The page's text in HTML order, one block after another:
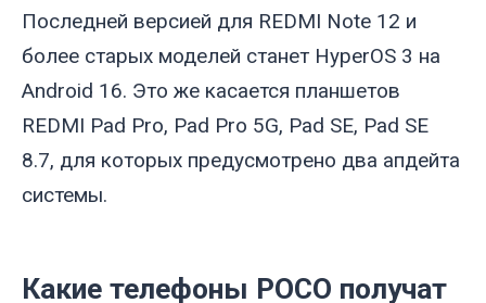
Последней версией для REDMI Note 12 и
более старых моделей станет HyperOS 3 на
Android 16. Это же касается планшетов
REDMI Pad Pro, Pad Pro 5G, Pad SE, Pad SE
8.7, для которых предусмотрено два апдейта
системы.
Какие телефоны POCO получат